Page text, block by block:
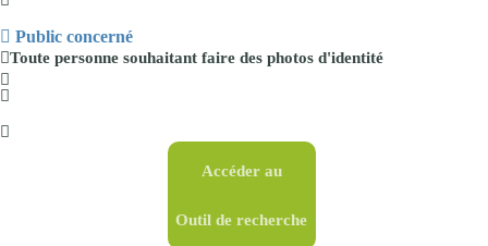
Public concerné
Toute personne souhaitant faire des photos d'identité
Accéder au
Outil de recherche